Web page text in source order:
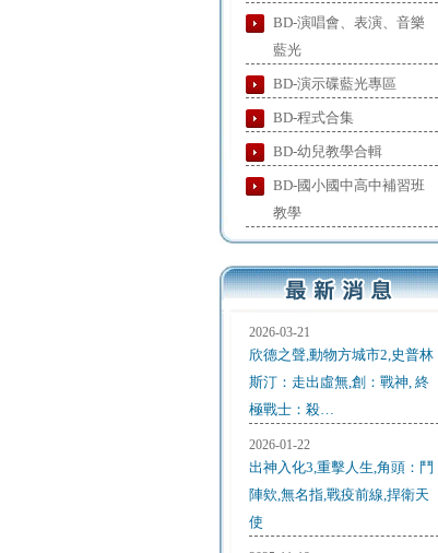
BD-演唱會、表演、音樂
藍光
BD-演示碟藍光專區
BD-程式合集
BD-幼兒教學合輯
BD-國小國中高中補習班
教學
2026-03-21
欣德之聲,動物方城市2,史普林
斯汀：走出虛無,創：戰神, 終
極戰士：殺…
2026-01-22
出神入化3,重擊人生,角頭：鬥
陣欸,無名指,戰疫前線,捍衛天
使